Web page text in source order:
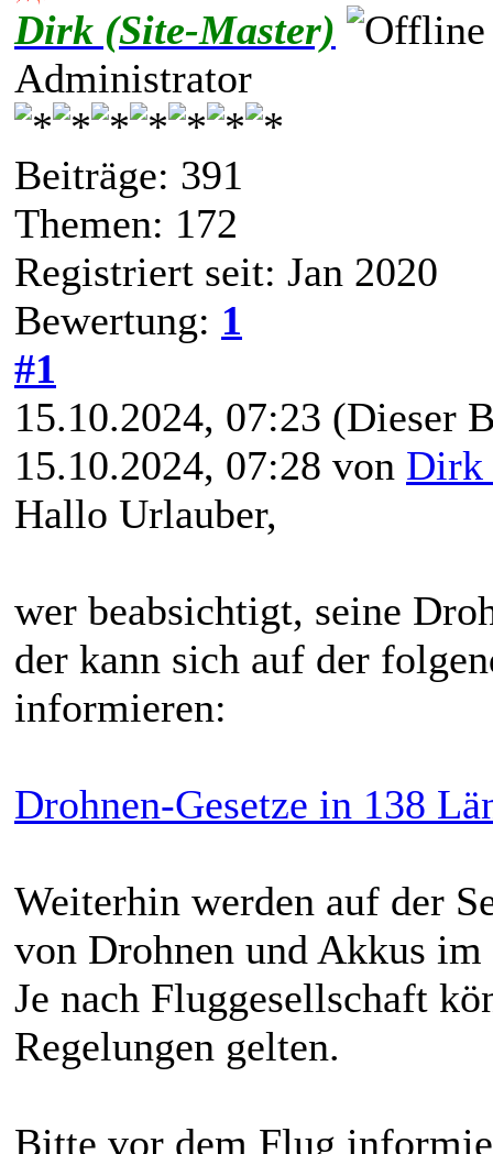
Dirk (Site-Master)
Administrator
Beiträge: 391
Themen: 172
Registriert seit: Jan 2020
Bewertung: 1
#1
15.10.2024, 07:23 (Dieser
15.10.2024, 07:28 von Dirk
Hallo Urlauber,
wer beabsichtigt, seine
der kann sich auf der
informieren:
Drohnen-Gesetze in 138
Weiterhin werden auf der
von Drohnen und Akkus im
Je nach Fluggesellschaft
Regelungen gelten.
Bitte vor dem Flug